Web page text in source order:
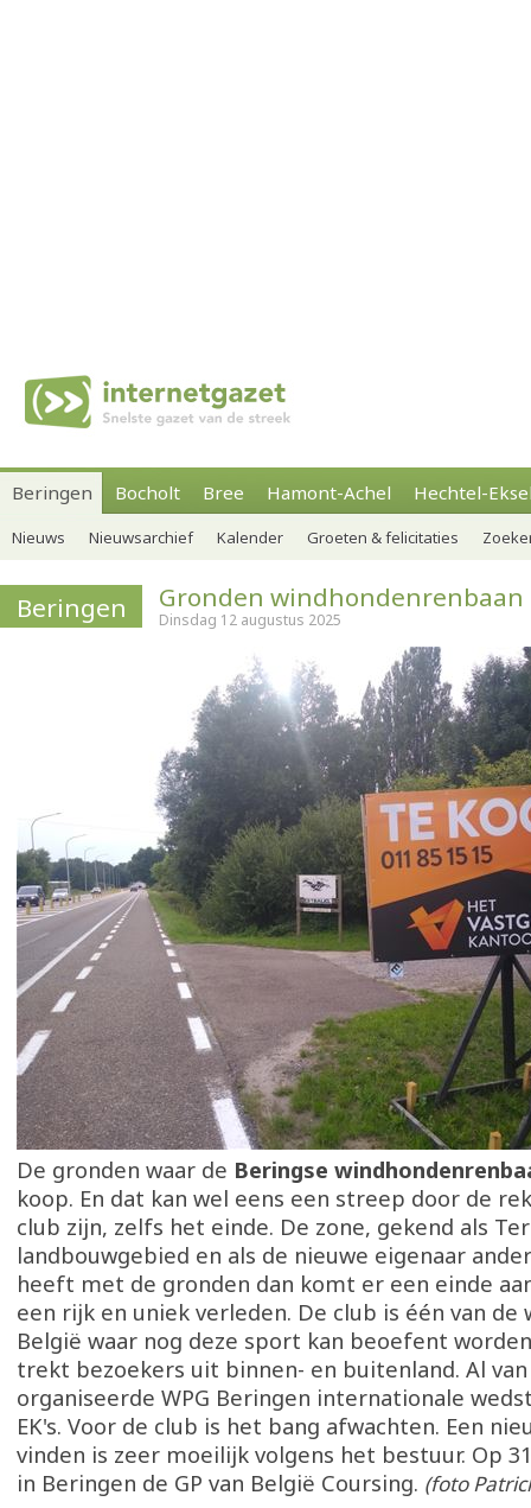
Beringen Bocholt Bree Hamont-Achel Hechtel-
Nieuws Nieuwsarchief Kalender Groeten & felicitaties
Beringen Gronden windhondenrenbaan
Dinsdag 12 augustus 2025
De gronden waar de Beringse
koop. En dat kan wel eens een streep door de
club zijn, zelfs het einde. De zone, gekend als
landbouwgebied en als de nieuwe eigenaar
heeft met de gronden dan komt er een einde
een rijk en uniek verleden. De club is één van de
België waar nog deze sport kan beoefent
trekt bezoekers uit binnen- en buitenland. Al
organiseerde WPG Beringen internationale
EK's. Voor de club is het bang afwachten. Een
vinden is zeer moeilijk volgens het bestuur. Op
in Beringen de GP van België Coursing. (foto